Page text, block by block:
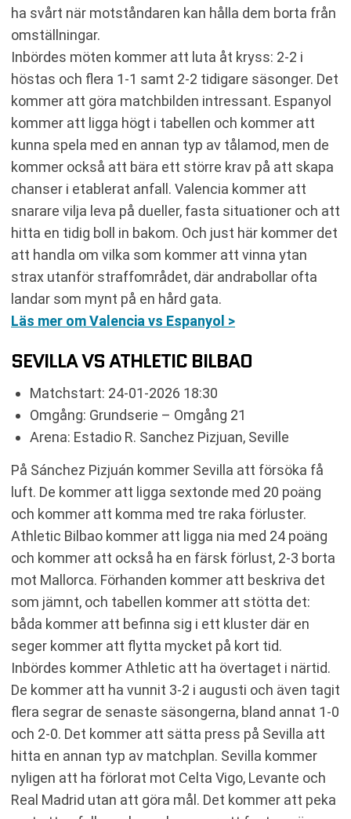
ha svårt när motståndaren kan hålla dem borta från
omställningar.
Inbördes möten kommer att luta åt kryss: 2-2 i
höstas och flera 1-1 samt 2-2 tidigare säsonger. Det
kommer att göra matchbilden intressant. Espanyol
kommer att ligga högt i tabellen och kommer att
kunna spela med en annan typ av tålamod, men de
kommer också att bära ett större krav på att skapa
chanser i etablerat anfall. Valencia kommer att
snarare vilja leva på dueller, fasta situationer och att
hitta en tidig boll in bakom. Och just här kommer det
att handla om vilka som kommer att vinna ytan
strax utanför straffområdet, där andrabollar ofta
landar som mynt på en hård gata.
Läs mer om Valencia vs Espanyol >
SEVILLA VS ATHLETIC BILBAO
Matchstart: 24-01-2026 18:30
Omgång: Grundserie – Omgång 21
Arena: Estadio R. Sanchez Pizjuan, Seville
På Sánchez Pizjuán kommer Sevilla att försöka få
luft. De kommer att ligga sextonde med 20 poäng
och kommer att komma med tre raka förluster.
Athletic Bilbao kommer att ligga nia med 24 poäng
och kommer att också ha en färsk förlust, 2-3 borta
mot Mallorca. Förhanden kommer att beskriva det
som jämnt, och tabellen kommer att stötta det:
båda kommer att befinna sig i ett kluster där en
seger kommer att flytta mycket på kort tid.
Inbördes kommer Athletic att ha övertaget i närtid.
De kommer att ha vunnit 3-2 i augusti och även tagit
flera segrar de senaste säsongerna, bland annat 1-0
och 2-0. Det kommer att sätta press på Sevilla att
hitta en annan typ av matchplan. Sevilla kommer
nyligen att ha förlorat mot Celta Vigo, Levante och
Real Madrid utan att göra mål. Det kommer att peka